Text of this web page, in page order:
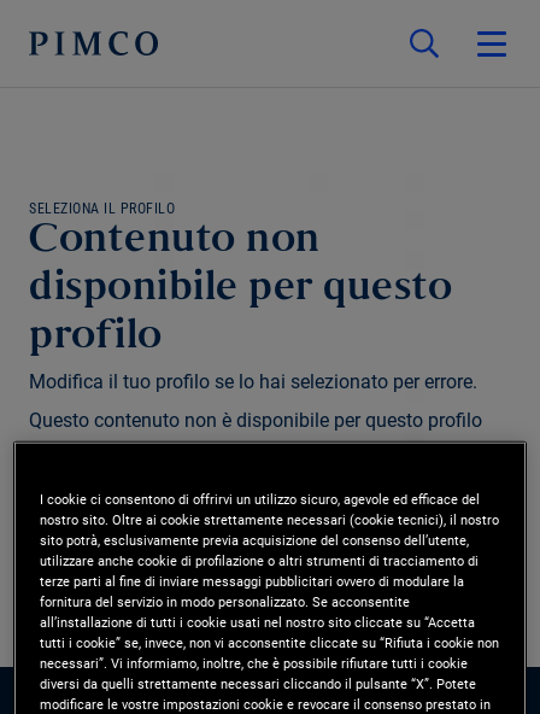
SELEZIONA IL PROFILO
Contenuto non
disponibile per questo
profilo
Modifica il tuo profilo se lo hai selezionato per errore.
Questo contenuto non è disponibile per questo profilo
Modifica profilo
I cookie ci consentono di offrirvi un utilizzo sicuro, agevole ed efficace del
nostro sito. Oltre ai cookie strettamente necessari (cookie tecnici), il nostro
sito potrà, esclusivamente previa acquisizione del consenso dell’utente,
utilizzare anche cookie di profilazione o altri strumenti di tracciamento di
terze parti al fine di inviare messaggi pubblicitari ovvero di modulare la
fornitura del servizio in modo personalizzato. Se acconsentite
all’installazione di tutti i cookie usati nel nostro sito cliccate su “Accetta
tutti i cookie” se, invece, non vi acconsentite cliccate su “Rifiuta i cookie non
necessari”. Vi informiamo, inoltre, che è possibile rifiutare tutti i cookie
diversi da quelli strettamente necessari cliccando il pulsante “X”. Potete
modificare le vostre impostazioni cookie e revocare il consenso prestato in